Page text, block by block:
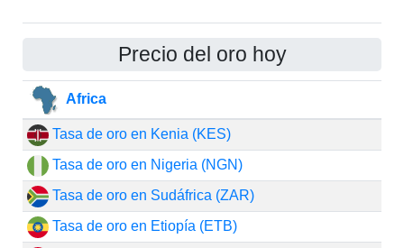
Precio del oro hoy
Africa
Tasa de oro en Kenia (KES)
Tasa de oro en Nigeria (NGN)
Tasa de oro en Sudáfrica (ZAR)
Tasa de oro en Etiopía (ETB)